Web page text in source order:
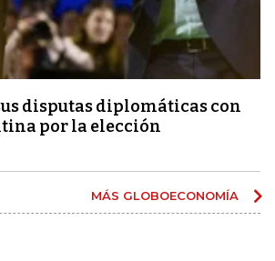
disputas diplomáticas con
por la elección
MÁS GLOBOECONOMÍA